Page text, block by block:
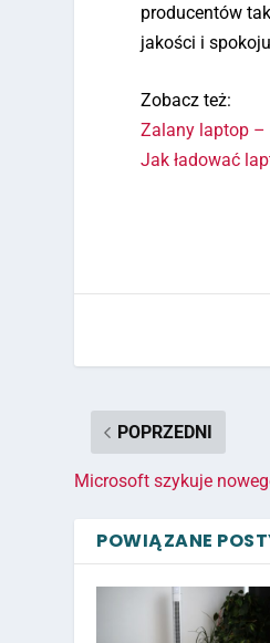
producentów
jakości i
Zobacz też:
Zalany laptop –
Jak ładować
POPRZEDNI
Microsoft szykuje
POWIĄZANE